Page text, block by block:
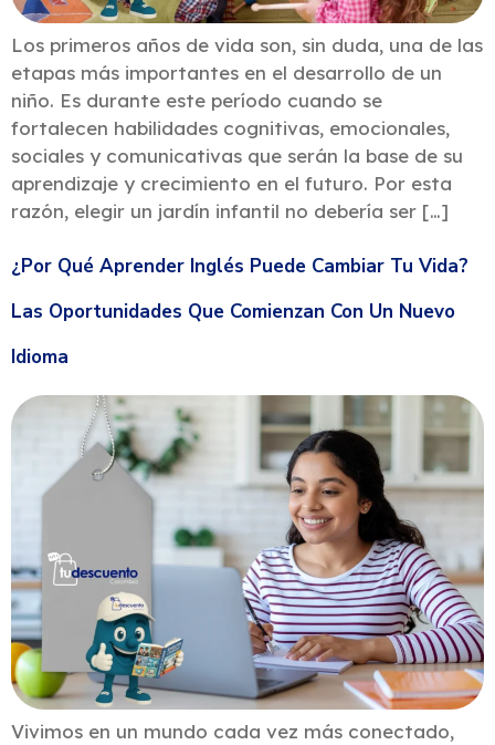
Los primeros años de vida son, sin duda, una de las
etapas más importantes en el desarrollo de un
niño. Es durante este período cuando se
fortalecen habilidades cognitivas, emocionales,
sociales y comunicativas que serán la base de su
aprendizaje y crecimiento en el futuro. Por esta
razón, elegir un jardín infantil no debería ser […]
¿Por Qué Aprender Inglés Puede Cambiar Tu Vida?
Las Oportunidades Que Comienzan Con Un Nuevo
Idioma
Vivimos en un mundo cada vez más conectado,